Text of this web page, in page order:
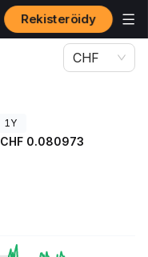
Rekisteröidy
CHF
1Y
CHF 0.080973